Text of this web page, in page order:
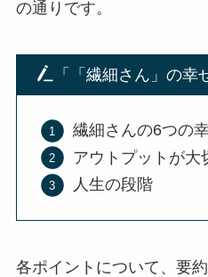
の通りです。
「「繊細さん」の幸
繊細さんの6つの
アウトプットが大
人生の段階
各ポイントについて、要